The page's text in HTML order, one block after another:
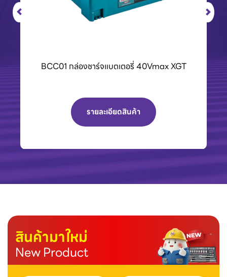
BCC01 กล่องชาร์จแบตเตอรี่ 40Vmax XGT
รายละเอียดสินค้า
สินค้ามาใหม่
New Product